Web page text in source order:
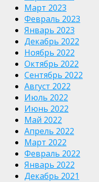
Март 2023
Февраль 2023
Январь 2023
Декабрь 2022
Ноябрь 2022
Октябрь 2022
Сентябрь 2022
Август 2022
Июль 2022
Июнь 2022
Май 2022
Апрель 2022
Март 2022
Февраль 2022
Январь 2022
Декабрь 2021